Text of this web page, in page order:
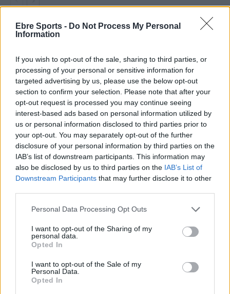
Ebre Sports - Do Not Process My Personal
Information
If you wish to opt-out of the sale, sharing to third parties, or
processing of your personal or sensitive information for
targeted advertising by us, please use the below opt-out
section to confirm your selection. Please note that after your
opt-out request is processed you may continue seeing
interest-based ads based on personal information utilized by
us or personal information disclosed to third parties prior to
your opt-out. You may separately opt-out of the further
disclosure of your personal information by third parties on the
IAB’s list of downstream participants. This information may
also be disclosed by us to third parties on the IAB’s List of
Downstream Participants that may further disclose it to other
Personal Data Processing Opt Outs
I want to opt-out of the Sharing of my
personal data.
Opted In
I want to opt-out of the Sale of my
Personal Data.
Opted In
DEIXA UNA RESPOSTA
Comentari:
Deseu el meu nom, el correu electrònic i el lloc web en
aquest navegador per a la propera vegada que comenti.
Captcha10 * 5 = ?